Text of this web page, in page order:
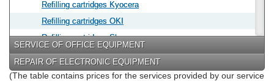
Refilling cartridges Kyocera
Refilling cartridges OKI
Refilling cartridges Sharp
Refilling cartridges Epson
Refilling cartridges Panasonic
SERVICE OF OFFICE EQUIPMENT
REPAIR OF ELECTRONIC EQUIPMENT
(The table contains prices for the services provided by our service